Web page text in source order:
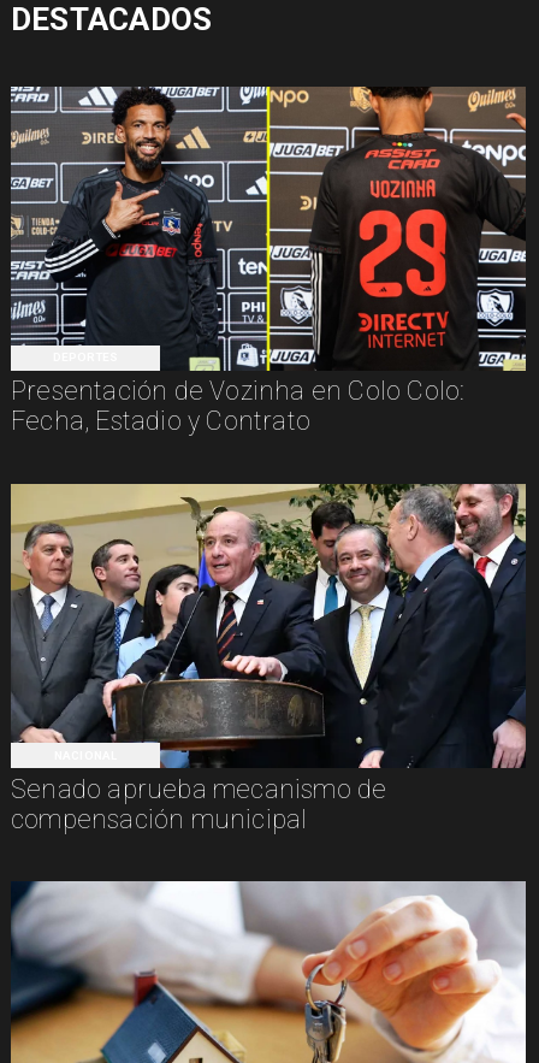
Presentación de Vozinha en Colo Colo:
Fecha, Estadio y Contrato
Senado aprueba mecanismo de
compensación municipal
DESTACADOS